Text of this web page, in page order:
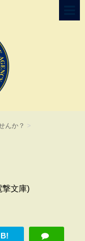
んか？ >
撃文庫)
B!